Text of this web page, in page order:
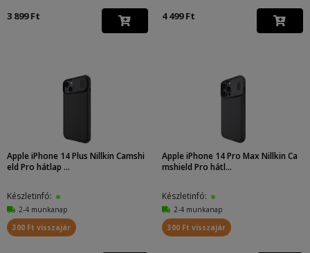
3 899 Ft 4 499 Ft
Apple iPhone 14 Plus Nillkin Camshi
eld Pro hátlap ...
Készletinfó:
2-4 munkanap
300 Ft visszajár
Apple iPhone 14 Pro Max Nillkin Ca
mshield Pro hátl...
Készletinfó:
2-4 munkanap
300 Ft visszajár